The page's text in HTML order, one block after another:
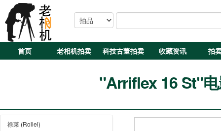
首页 老相机拍卖 科技古董拍卖 收藏资讯 拍
"Arriflex 16 St"
禄莱 (Rollei)